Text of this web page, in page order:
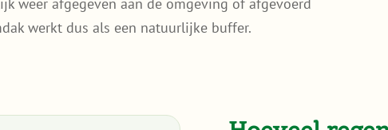
weer afgegeven aan de omgeving of afgevoerd
werkt dus als een natuurlijke buffer.